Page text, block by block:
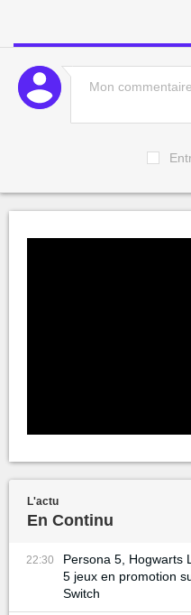
L'actu
En Continu
22:30
Persona 5, Hogwarts
5 jeux en promotion
Switch